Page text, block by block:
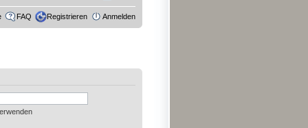
FAQ Registrieren Anmelden